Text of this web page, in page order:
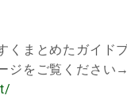
くまとめたガイド
ジをご覧ください→